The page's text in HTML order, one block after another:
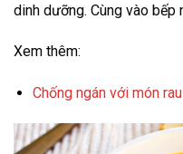
dinh dưỡng. Cùng vào bếp
Xem thêm:
Chống ngán với món